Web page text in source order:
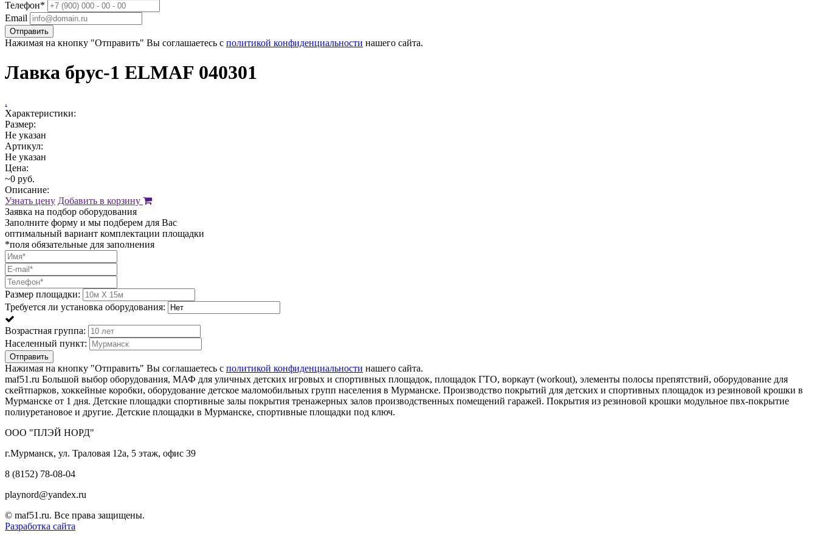
Телефон*
Email
Отправить
Нажимая на кнопку "Отправить" Вы соглашаетесь с политикой конфиденциальности нашего сайта.
Лавка брус-1 ELMAF 040301
.
Характеристики:
Размер:
Не указан
Артикул:
Не указан
Цена:
~0 руб.
Описание:
Узнать цену Добавить в корзину
Заявка на подбор оборудования
Заполните форму и мы подберем для Вас
оптимальный вариант комплектации площадки
*поля обязательные для заполнения
Размер площадки:
Требуется ли установка оборудования:
Возрастная группа:
Населенный пункт:
Отправить
Нажимая на кнопку "Отправить" Вы соглашаетесь с политикой конфиденциальности нашего сайта.
maf51.ru Большой выбор оборудования, МАФ для уличных детских игровых и спортивных площадок, площадок ГТО, воркаут (workout), элементы полосы препятствий, оборудование для
скейтпарков, хоккейные коробки, оборудование детское маломобильных групп населения в Мурманске. Производство покрытий для детских и спортивных площадок из резиновой крошки в
Мурманске от 1 дня. Детские площадки спортивные залы покрытия тренажерных залов производственных помещений гаражей. Покрытия из резиновой крошки модульное пвх-покрытие
полиуретановое и другие. Детские площадки в Мурманске, спортивные площадки под ключ.
ООО "ПЛЭЙ НОРД"
г.Мурманск, ул. Траловая 12а, 5 этаж, офис 39
8 (8152) 78-08-04
playnord@yandex.ru
© maf51.ru. Все права защищены.
Разработка сайта